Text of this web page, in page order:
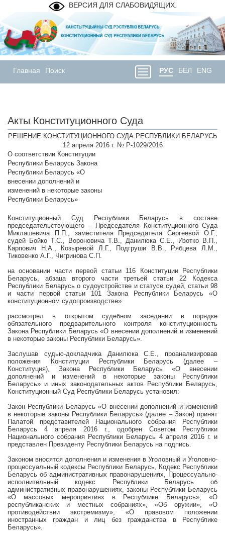
ВЕРСИЯ ДЛЯ СЛАБОВИДЯЩИХ.
Главная Поиск РУС БЕЛ ENG
Акты Конституционного Суда
РЕШЕНИЕ КОНСТИТУЦИОННОГО СУДА РЕСПУБЛИКИ БЕЛАРУСЬ
12 апреля 2016 г. № Р-1029/2016
О соответствии Конституции
Республики Беларусь Закона
Республики Беларусь «О
внесении дополнений и
изменений в некоторые законы
Республики Беларусь»
Конституционный Суд Республики Беларусь в составе
председательствующего – Председателя Конституционного Суда
Миклашевича П.П., заместителя Председателя Сергеевой О.Г.,
судей Бойко Т.С., Вороновича Т.В., Данилюка С.Е., Изотко В.П.,
Карпович Н.А., Козыревой Л.Г., Подгруши В.В., Рябцева Л.М.,
Тиковенко А.Г., Чигринова С.П.
на основании части первой статьи 116 Конституции Республики
Беларусь, абзаца второго части третьей статьи 22 Кодекса
Республики Беларусь о судоустройстве и статусе судей, статьи 98
и части первой статьи 101 Закона Республики Беларусь «О
конституционном судопроизводстве»
рассмотрел в открытом судебном заседании в порядке
обязательного предварительного контроля конституционность
Закона Республики Беларусь«О внесении дополнений и изменений
в некоторые законы Республики Беларусь».
Заслушав судью-докладчика Данилюка С.Е., проанализировав
положения Конституции Республики Беларусь (далее –
Конституция), Закона Республики Беларусь «О внесении
дополнений и изменений в некоторые законы Республики
Беларусь» и иных законодательных актов Республики Беларусь,
Конституционный Суд Республики Беларусь установил:
Закон Республики Беларусь«О внесении дополнений и изменений
в некоторые законы Республики Беларусь»(далее – Закон) принят
Палатой представителей Национального собрания Республики
Беларусь 4 апреля 2016 г., одобрен Советом Республики
Национального собрания Республики Беларусь 4 апреля 2016 г. и
представлен Президенту Республики Беларусь на подпись.
Законом вносятся дополнения и изменения в Уголовный и Уголовно-
процессуальныйкодексы Республики Беларусь, Кодекс Республики
Беларусь об административных правонарушениях, Процессуально-
исполнительный кодекс Республики Беларусь об
административных правонарушениях, законы Республики Беларусь
«О массовых мероприятиях в Республике Беларусь», «О
республиканских и местных собраниях», «Об оружии», «О
противодействии экстремизму», «О правовом положении
иностранных граждан и лиц без гражданства в Республике
Беларусь».